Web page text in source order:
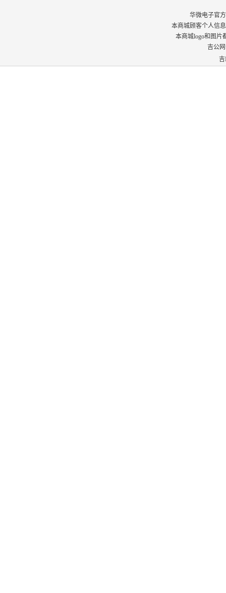
华微电子官
本商城顾客个人信
本商城logo和图片
吉公网
吉